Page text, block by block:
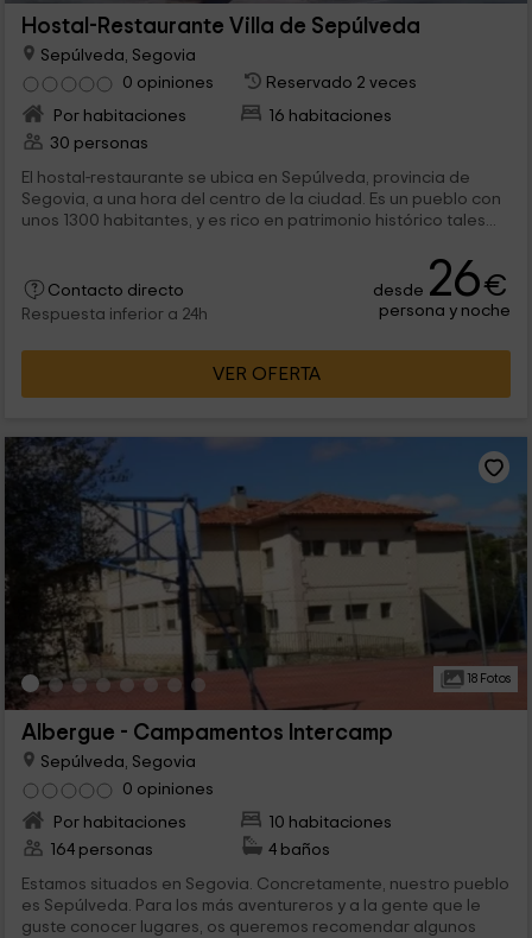
Hostal-Restaurante Villa de Sepúlveda
Sepúlveda, Segovia
0 opiniones
Reservado 2 veces
Por habitaciones
16 habitaciones
30 personas
El hostal-restaurante se ubica en Sepúlveda, provincia de
Segovia, a una hora del centro de la ciudad. Es un pueblo con
unos 1300 habitantes, y es rico en patrimonio histórico tales...
Contacto directo
Respuesta inferior a 24h
desde 26€
persona y noche
VER OFERTA
18 Fotos
Albergue - Campamentos Intercamp
Sepúlveda, Segovia
0 opiniones
Por habitaciones
10 habitaciones
164 personas
4 baños
Estamos situados en Segovia. Concretamente, nuestro pueblo
es Sepúlveda. Para los más aventureros y a la gente que le
guste conocer lugares, os queremos recomendar algunos